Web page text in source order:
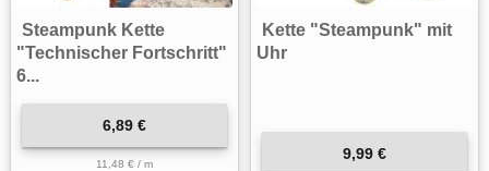
Steampunk Kette
"Technischer Fortschritt"
6...
6,89 €
11,48 € / m
Kette "Steampunk" mit
Uhr
9,99 €